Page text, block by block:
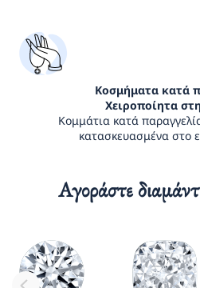
Κοσμήματα κατά
Χειροποίητα
Κομμάτια κατά
κατασκευασμένα στο
Αγοράστε